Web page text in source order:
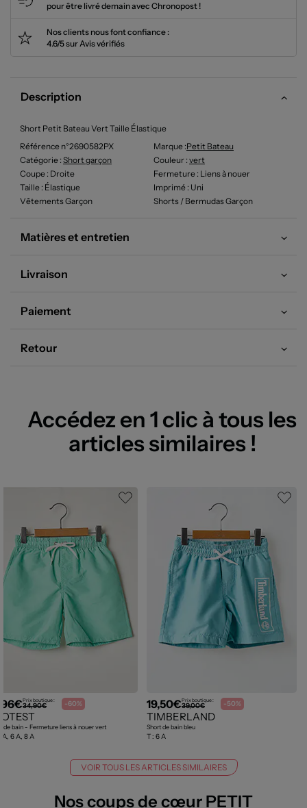
pour être livré demain avec Chronopost !
Nos clients nous font confiance :
4.6/5 sur Avis vérifiés
Description
Short Petit Bateau Vert Taille Élastique
Référence n°2690582PX
Marque :Petit Bateau
Catégorie : Short garçon Couleur : vert
Coupe : Droite Fermeture : Liens à nouer
Taille : Élastique Imprimé : Uni
Vêtements Garçon
Shorts / Bermudas Garçon
Matières et entretien
Livraison
Paiement
Retour
Accédez en 1 clic à tous les
articles similaires !
Prix boutique :
34,90€ -60%
de bain - Fermeture liens à nouer vert
A, 6 A, 8 A
19,50€Prix boutique :
39,00€ -50%
TIMBERLAND
Short de bain bleu
T : 6 A
VOIR TOUS LES ARTICLES SIMILAIRES
Nos coups de cœur PETIT